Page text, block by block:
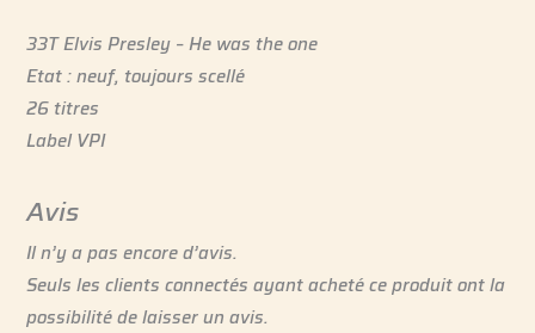
33T Elvis Presley – He was the one
Etat : neuf, toujours scellé
26 titres
Label VPI
Avis
Il n’y a pas encore d’avis.
Seuls les clients connectés ayant acheté ce produit ont la
possibilité de laisser un avis.